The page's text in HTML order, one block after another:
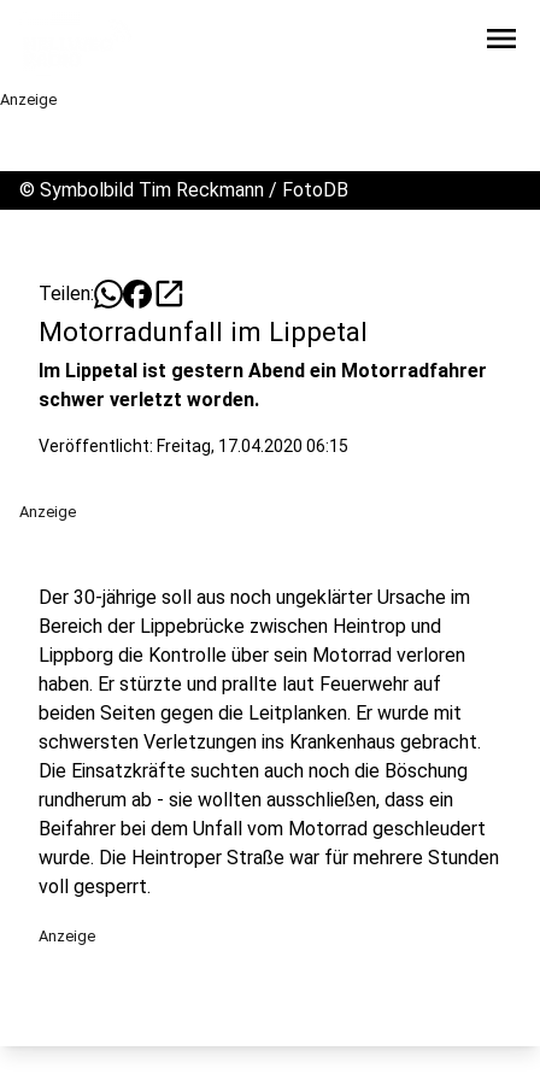
menu
Anzeige
© Symbolbild Tim Reckmann / FotoDB
Teilen: open_in_new
Motorradunfall im Lippetal
Im Lippetal ist gestern Abend ein Motorradfahrer
schwer verletzt worden.
Veröffentlicht: Freitag, 17.04.2020 06:15
Anzeige
Der 30-jährige soll aus noch ungeklärter Ursache im
Bereich der Lippebrücke zwischen Heintrop und
Lippborg die Kontrolle über sein Motorrad verloren
haben. Er stürzte und prallte laut Feuerwehr auf
beiden Seiten gegen die Leitplanken. Er wurde mit
schwersten Verletzungen ins Krankenhaus gebracht.
Die Einsatzkräfte suchten auch noch die Böschung
rundherum ab - sie wollten ausschließen, dass ein
Beifahrer bei dem Unfall vom Motorrad geschleudert
wurde. Die Heintroper Straße war für mehrere Stunden
voll gesperrt.
Anzeige